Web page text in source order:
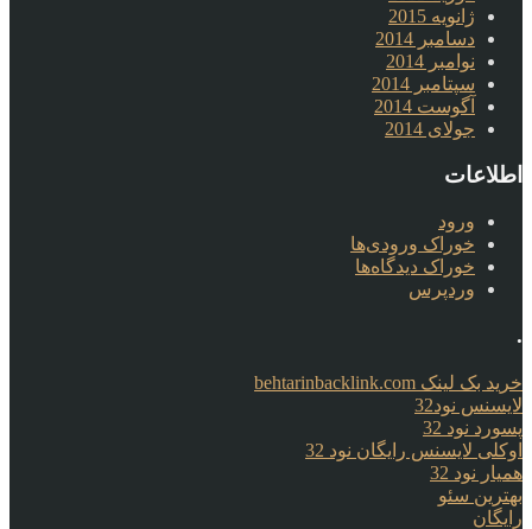
ژانویه 2015
دسامبر 2014
نوامبر 2014
سپتامبر 2014
آگوست 2014
جولای 2014
اطلاعات
ورود
خوراک ورودی‌ها
خوراک دیدگاه‌ها
وردپرس
.
خرید بک لینک behtarinbacklink.com
لایسنس نود32
پسورد نود 32
اوکلی لایسنس رایگان نود 32
همیار نود 32
بهترین سئو
رایگان